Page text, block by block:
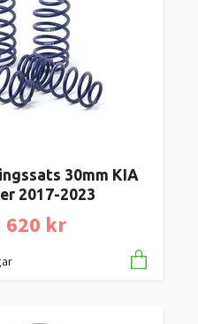
30mm KIA
2017-2023
620 kr